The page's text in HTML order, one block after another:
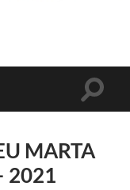
Toggle
MARTA
2021